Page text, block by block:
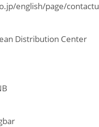
english/page/
Distribution Center